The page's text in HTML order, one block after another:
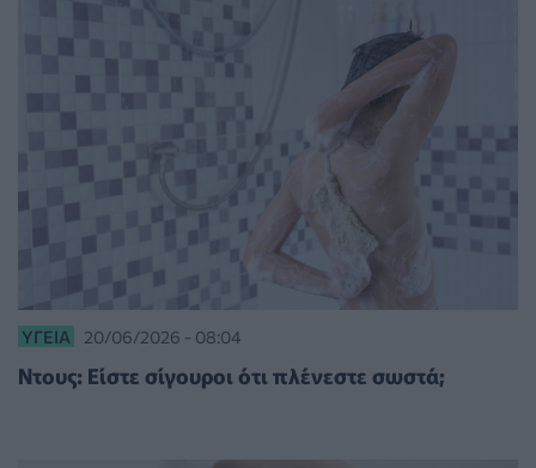
ΥΓΕΊΑ 20/06/2026 - 08:04
Ντους: Είστε σίγουροι ότι πλένεστε σωστά;